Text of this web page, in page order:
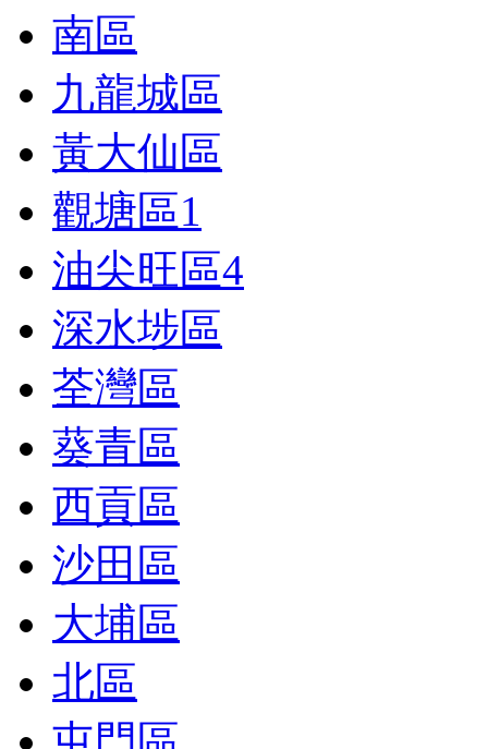
南區
九龍城區
黃大仙區
觀塘區1
油尖旺區4
深水埗區
荃灣區
葵青區
西貢區
沙田區
大埔區
北區